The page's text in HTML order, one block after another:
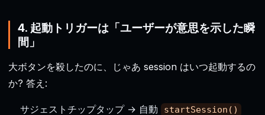
4. 起動トリガーは「ユーザーが意思を示した瞬
間」
大ボタンを殺したのに、じゃあ session はいつ起動するの
か? 答え:
サジェストチップタップ → 自動 startSession()